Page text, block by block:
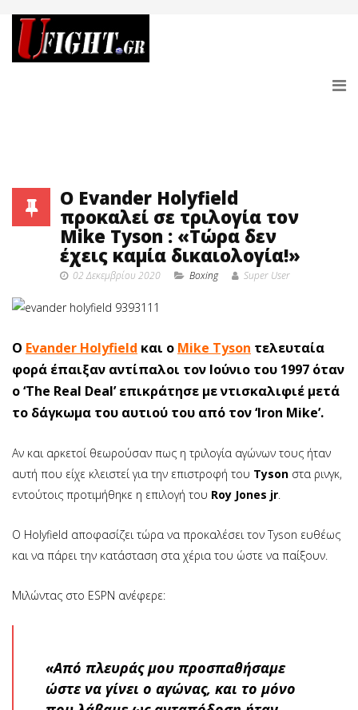
O Evander Holyfield
προκαλεί σε τριλογία τον
Mike Tyson : «Τώρα δεν
έχεις καμία δικαιολογία!»
02 Δεκεμβρίου 2020 Boxing Super User
O Evander Holyfield και ο Mike Tyson τελευταία
φορά έπαιξαν αντίπαλοι τον Ιούνιο του 1997 όταν
ο ‘The Real Deal’ επικράτησε με ντισκαλιφιέ μετά
το δάγκωμα του αυτιού του από τον ‘Iron Mike’.
Αν και αρκετοί θεωρούσαν πως η τριλογία αγώνων τους ήταν
αυτή που είχε κλειστεί για την επιστροφή του Tyson στα ρινγκ,
εντούτοις προτιμήθηκε η επιλογή του Roy Jones jr.
Ο Ηolyfield αποφασίζει τώρα να προκαλέσει τον Tyson ευθέως
και να πάρει την κατάσταση στα χέρια του ώστε να παίξουν.
Μιλώντας στο ESPN ανέφερε:
«Από πλευράς μου προσπαθήσαμε
ώστε να γίνει ο αγώνας, και το μόνο